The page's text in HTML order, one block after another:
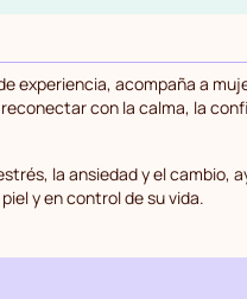
experiencia, acompaña a
con la calma, la
la ansiedad y el cambio,
y en control de su vida.